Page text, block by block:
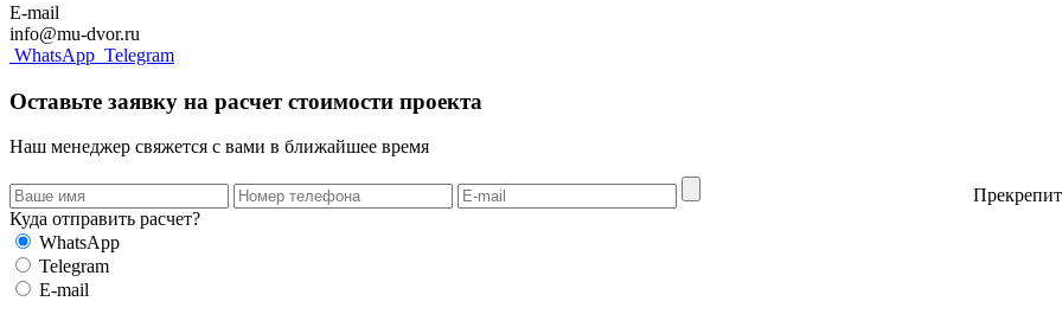
E-mail
info@mu-dvor.ru
WhatsApp Telegram
Оставьте заявку на расчет стоимости проекта
Наш менеджер свяжется с вами в ближайшее время
Куда отправить расчет?
WhatsApp
Telegram
E-mail